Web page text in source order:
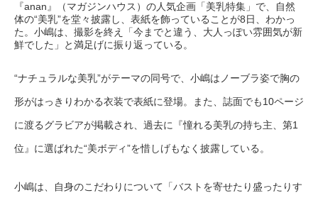
『anan』（マガジンハウス）の人気企画「美乳特集」で、自然
体の“美乳”を堂々披露し、表紙を飾っていることが8日、わかっ
た。小嶋は、撮影を終え「今までと違う、大人っぽい雰囲気が新
鮮でした」と満足げに振り返っている。
“ナチュラルな美乳”がテーマの同号で、小嶋はノーブラ姿で胸の
形がはっきりわかる衣装で表紙に登場。また、誌面でも10ページ
に渡るグラビアが掲載され、過去に『憧れる美乳の持ち主、第1
位』に選ばれた“美ボディ”を惜しげもなく披露している。
小嶋は、自身のこだわりについて「バストを寄せたり盛ったりす